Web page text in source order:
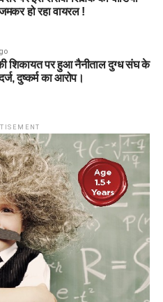
हो रहा वायरल !
शिकायत पर हुआ नैनीताल दुग्ध संघ के
दुष्कर्म का आरोप।